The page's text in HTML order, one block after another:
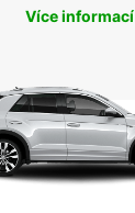
Více informací